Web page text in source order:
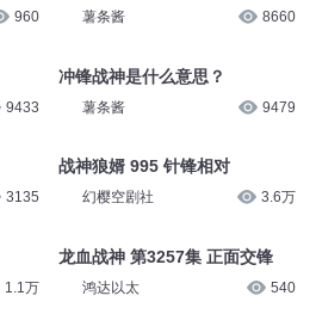
960
9433
3135
1.1万
薯条酱 8660
冲锋战神是什么意思？
薯条酱 9479
战神狼婿 995 针锋相对
幻樱空剧社 3.6万
龙血战神 第3257集 正面交锋
鸿达以太 540